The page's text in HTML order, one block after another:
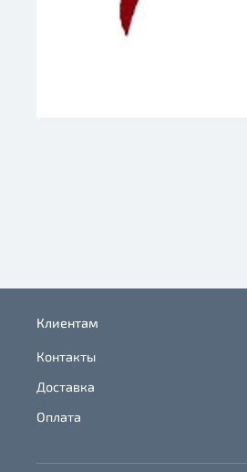
Клиентам
Контакты
Доставка
Оплата